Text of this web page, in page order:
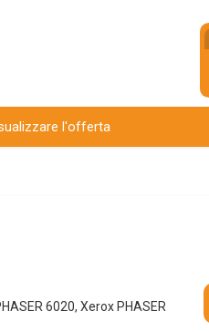
l'offerta
6020, Xerox PHASER